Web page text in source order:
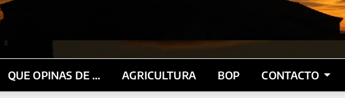
QUE OPINAS DE … AGRICULTURA BOP CONTACTO